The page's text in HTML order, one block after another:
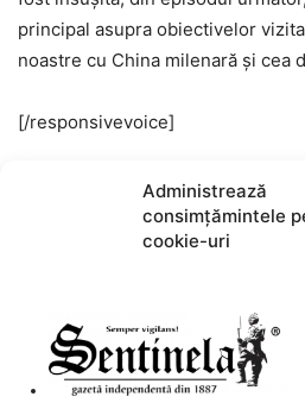
Administrează
consimțămintele
cookie-uri
principal asupra obiectivelor
noastre cu China milenară și cea
[/responsivevoice]
Potcovaria lui Dan